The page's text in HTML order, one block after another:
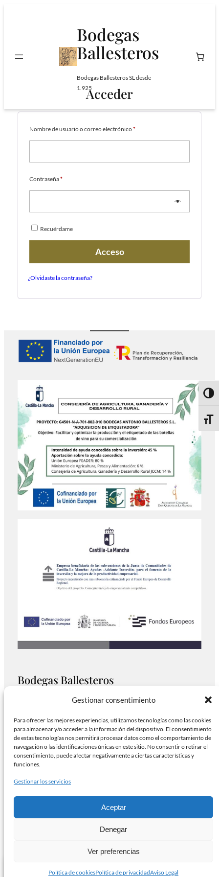
Gestionar consentimiento
Para ofrecer las mejores experiencias, utilizamos tecnologías como las cookies
para almacenar y/o acceder a la información del dispositivo. El consentimiento
de estas tecnologías nos permitirá procesar datos como el comportamiento de
navegación o las identificaciones únicas en este sitio. No consentir o retirar el
consentimiento, puede afectar negativamente a ciertas características y
funciones.
Gestionar los servicios
Aceptar
Denegar
Ver preferencias
Política de cookiesPolítica de privacidadAviso Legal
Bodegas
Ballesteros
Bodegas Ballesteros SL desde
1.925
Search
Acceder
Nombre de usuario o correo electrónico*Obligatorio
Contraseña*Obligatorio
Recuérdame
Acceso
¿Olvidaste la contraseña?
Bodegas Ballesteros
Teléfono:616464981 – 639115968
Email:bodegasballesteros@hotmail.es
About
Quienes Somos
Tienda
Curiosidades
Localización Y Contacto
Bodegas Ballesteros|Desarrollado por